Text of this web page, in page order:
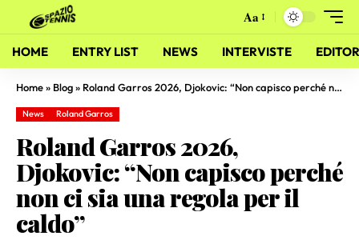
Aa
HOME ENTRY LIST NEWS INTERVISTE
Home» Blog» Roland Garros 2026, Djokovic: “Non capisco perché non ci sia una regola per il caldo”
News Roland Garros
Roland Garros 2026,
Djokovic: “Non capisco perché
non ci sia una regola per il
caldo”